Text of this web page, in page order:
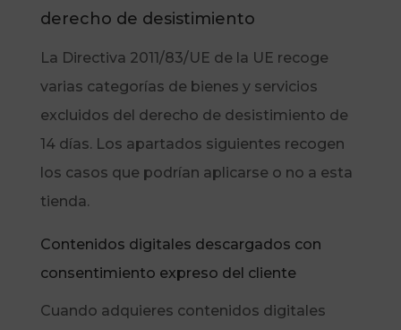
derecho de desistimiento
La Directiva 2011/83/UE de la UE recoge
varias categorías de bienes y servicios
excluidos del derecho de desistimiento de
14 días. Los apartados siguientes recogen
los casos que podrían aplicarse o no a esta
tienda.
Contenidos digitales descargados con
consentimiento expreso del cliente
Cuando adquieres contenidos digitales